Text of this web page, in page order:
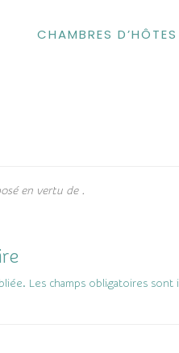
CHAMBRES D’HÔTES
en vertu de .
Les champs obligatoires sont